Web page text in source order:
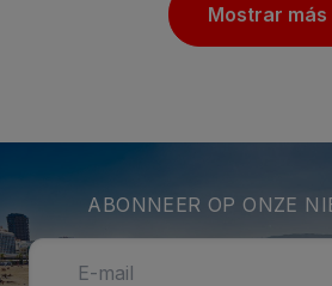
Mostrar más
ABONNEER OP ONZE